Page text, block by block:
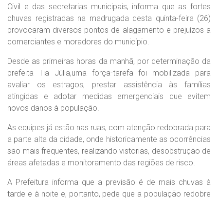
Civil e das secretarias municipais, informa que as fortes
chuvas registradas na madrugada desta quinta-feira (26)
provocaram diversos pontos de alagamento e prejuízos a
comerciantes e moradores do município.
Desde as primeiras horas da manhã, por determinação da
prefeita Tia Júlia,uma força-tarefa foi mobilizada para
avaliar os estragos, prestar assistência às famílias
atingidas e adotar medidas emergenciais que evitem
novos danos à população.
As equipes já estão nas ruas, com atenção redobrada para
a parte alta da cidade, onde historicamente as ocorrências
são mais frequentes, realizando vistorias, desobstrução de
áreas afetadas e monitoramento das regiões de risco.
A Prefeitura informa que a previsão é de mais chuvas à
tarde e à noite e, portanto, pede que a população redobre